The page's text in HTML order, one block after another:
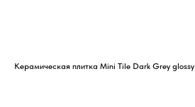
Керамическая плитка Mini Tile Dark Grey glossy